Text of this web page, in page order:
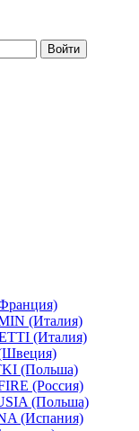
(Италия)
(Италия)
(Польша)
(Россия)
(Польша)
(Испания)